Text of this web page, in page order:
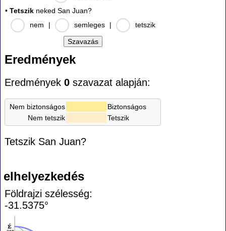
• Tetszik neked San Juan?
nem
| semleges | tetszik
Eredmények
Eredmények 0 szavazat alapján:
Nem biztonságos
Biztonságos
Nem tetszik
Tetszik
Tetszik San Juan?
elhelyezkedés
Földrajzi szélesség:
-31.5375°